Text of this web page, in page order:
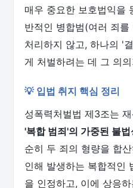
매우 중요한 보호법익을
반적인 병합범(여러 죄
처리하지 않고, 하나의 '
게 처벌하려는 데 그 의
💡 입법 취지 핵심 정리
성폭력처벌법 제3조는
'복합 범죄'의 가중된 불법
순히 두 죄의 형량을 합
인해 발생하는 복합적인
을 인정하고, 이에 상응